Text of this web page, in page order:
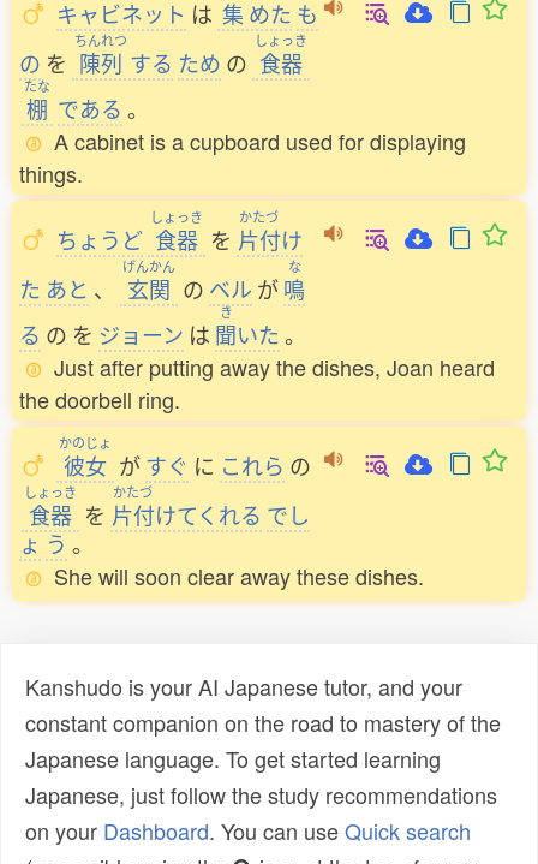
キャビネット は 集 めた も
の を
ちんれつ
陳列 する ため の
しょっき
食器
たな
棚 である 。
A cabinet is a cupboard used for displaying
things.
ちょうど
しょっき
食器 を
かたづ
片付け
た あと 、
げんかん
玄関 の ベル が
な
鳴
る の を ジョーン は
き
聞いた 。
Just after putting away the dishes, Joan heard
the doorbell ring.
かのじょ
彼女 がすぐ に これら の
しょっき
食器 を
かたづ
片付けてくれる でし
ょう。
She will soon clear away these dishes.
Kanshudo is your AI Japanese tutor, and your
constant companion on the road to mastery of the
Japanese language. To get started learning
Japanese, just follow the study recommendations
on your Dashboard. You can useQuick search